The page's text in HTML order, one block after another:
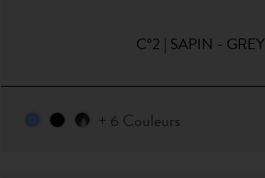
C°2 | SAPIN - GREY
+ 6 Couleurs